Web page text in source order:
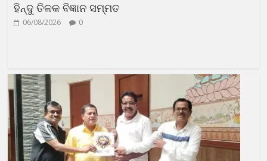
ହିନ୍ଦୁ ତିଳକ ବିଜ୍ଞାନ ସମ୍ମତ
06/08/2026 0